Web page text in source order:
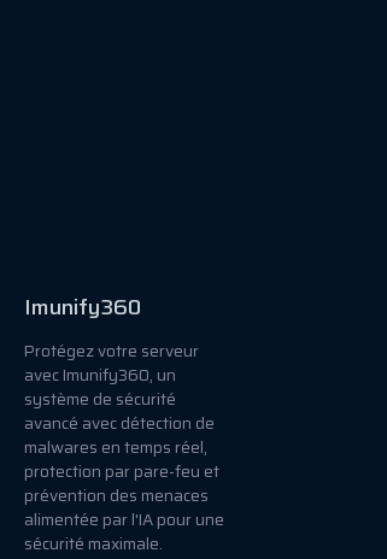
Imunify360
Protégez votre serveur
avec Imunify360, un
système de sécurité
avancé avec détection de
malwares en temps réel,
protection par pare-feu et
prévention des menaces
alimentée par l'IA pour une
sécurité maximale.